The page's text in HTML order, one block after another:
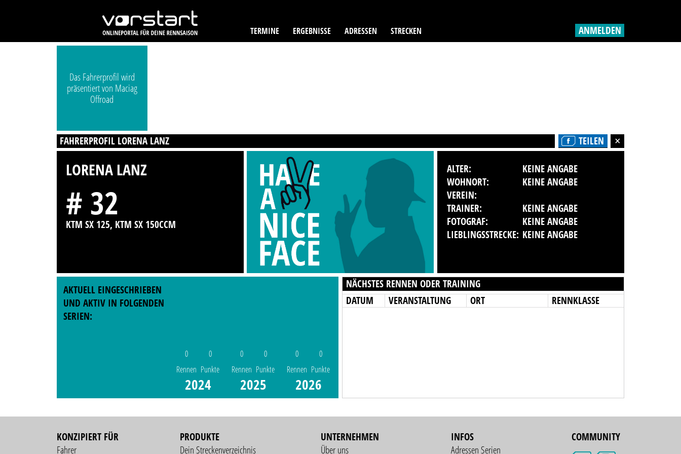
TERMINE ERGEBNISSE ADRESSEN STRECKEN ANMELDEN
Das Fahrerprofil wird
präsentiert von Maciag
Offroad
FAHRERPROFIL LORENA LANZ TEILEN
LORENA LANZ
# 32
KTM SX 125, KTM SX 150CCM
ALTER:
KEINE ANGABE
WOHNORT:
KEINE ANGABE
VEREIN:
TRAINER:
KEINE ANGABE
FOTOGRAF:
KEINE ANGABE
LIEBLINGSSTRECKE: KEINE ANGABE
AKTUELL EINGESCHRIEBEN
UND AKTIV IN FOLGENDEN
SERIEN:
0
Rennen
0
Punkte
2024
0
Rennen
0
Punkte
2025
0
Rennen
0
Punkte
2026
NÄCHSTES RENNEN ODER TRAINING
DATUM
VERANSTALTUNG ORT RENNKLASSE
KONZIPIERT FÜR
Fahrer
PRODUKTE
Dein Streckenverzeichnis
UNTERNEHMEN
Über uns
INFOS
Adressen Serien
COMMUNITY